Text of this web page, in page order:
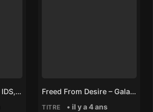
David Douillet – L2B, IDS, SDM Freed From Desire – Gala, Molella, Phil Jay
TITRE • il y a 4 ans